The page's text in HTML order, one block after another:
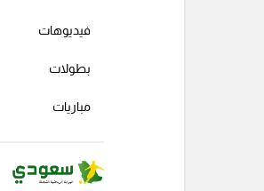
فيديوهات
بطولات
مباريات